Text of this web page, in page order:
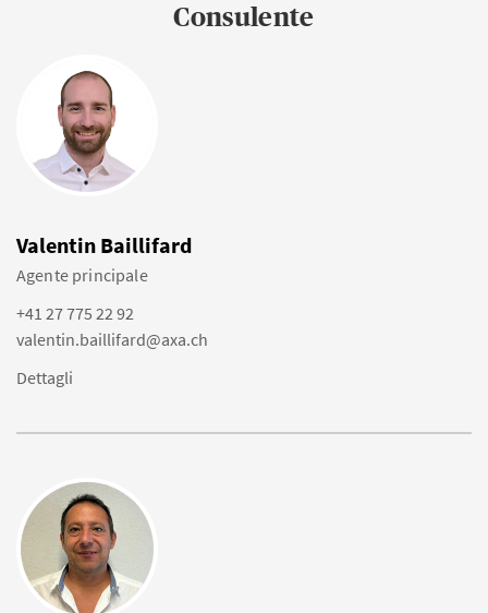
Consulente
Valentin Baillifard
Agente principale
+41 27 775 22 92
valentin.baillifard@axa.ch
Dettagli